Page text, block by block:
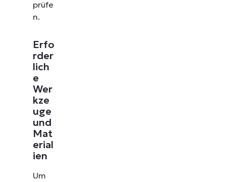
prüfe
n.
Erfo
rder
lich
e
Wer
kze
uge
und
Mat
erial
ien
Um